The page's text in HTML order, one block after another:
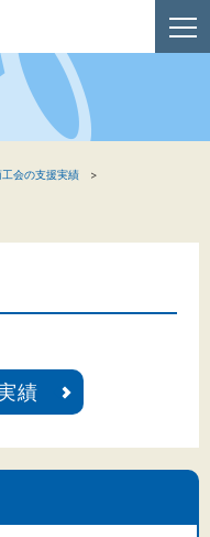
工会の支援実績
績